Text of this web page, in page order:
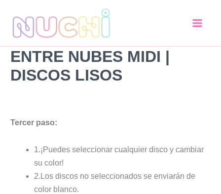
contenido
ENTRE NUBES MIDI |
DISCOS LISOS
Tercer paso:
1.¡Puedes seleccionar cualquier disco y cambiar
su color!
2.Los discos no seleccionados se enviarán de
color blanco.
MIDI
Lisos
cantidad